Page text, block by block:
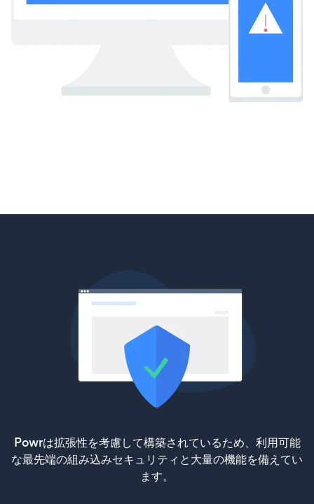
Powrは拡張性を考慮して構築されているため、利用可能
な最先端の組み込みセキュリティと大量の機能を備えてい
ます。